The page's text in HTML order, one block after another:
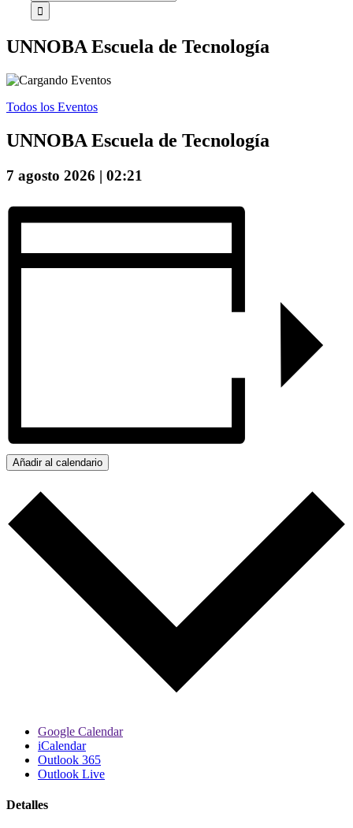
UNNOBA Escuela de Tecnología
Todos los Eventos
UNNOBA Escuela de Tecnología
7 agosto 2026 | 02:21
Añadir al calendario
Google Calendar
iCalendar
Outlook 365
Outlook Live
Detalles